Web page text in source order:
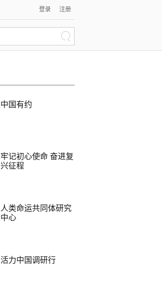
登录 注册
中国有约
牢记初心使命 奋进复
兴征程
人类命运共同体研究
中心
活力中国调研行